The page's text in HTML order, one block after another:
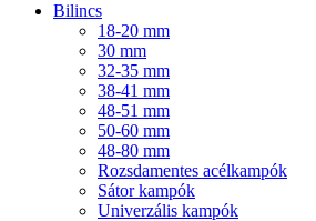
Bilincs
18-20 mm
30 mm
32-35 mm
38-41 mm
48-51 mm
50-60 mm
48-80 mm
Rozsdamentes acélkampók
Sátor kampók
Univerzális kampók